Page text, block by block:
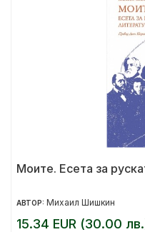
Моите. Есета за
АВТОР: Михаил Шишкин
15.34 EUR (30.00